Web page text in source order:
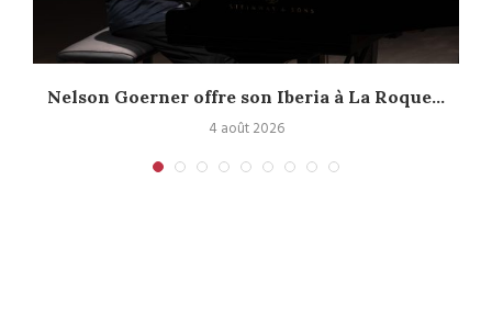
Nelson Goerner offre son Iberia à La Roque...
4 août 2026